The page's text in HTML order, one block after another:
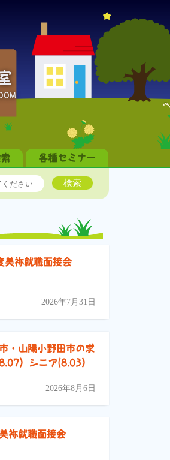
各種セミナー
検索
美祢就職面接会
2026年7月31日
・山陽小野田市の求
）シニア(8.03）
2026年8月6日
祢就職面接会